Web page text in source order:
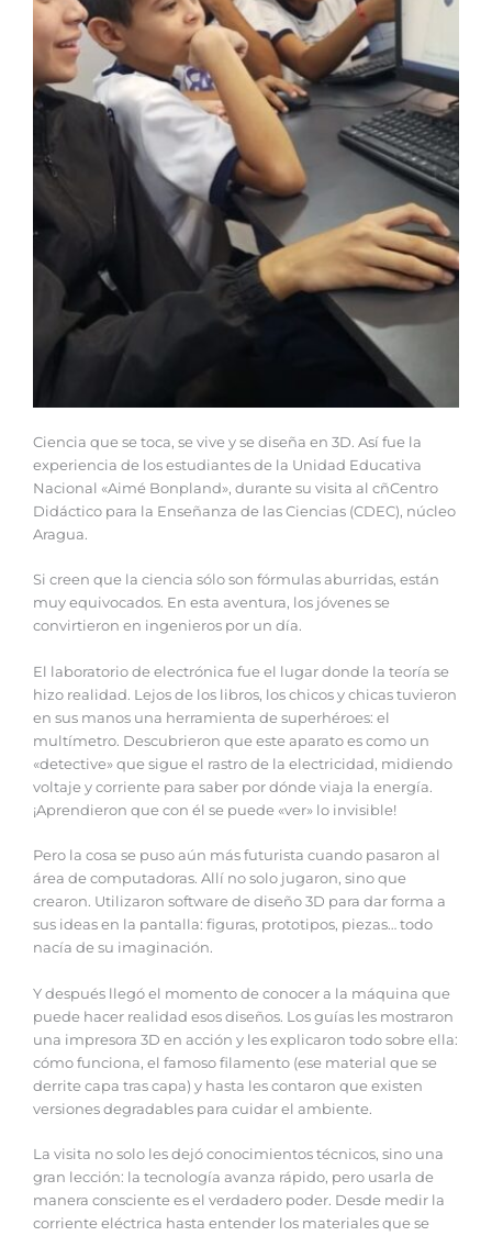
Ciencia que se toca, se vive y se diseña en 3D. Así fue la
experiencia de los estudiantes de la Unidad Educativa
Nacional «Aimé Bonpland», durante su visita al cñCentro
Didáctico para la Enseñanza de las Ciencias (CDEC), núcleo
Aragua.
Si creen que la ciencia sólo son fórmulas aburridas, están
muy equivocados. En esta aventura, los jóvenes se
convirtieron en ingenieros por un día.
El laboratorio de electrónica fue el lugar donde la teoría se
hizo realidad. Lejos de los libros, los chicos y chicas tuvieron
en sus manos una herramienta de superhéroes: el
multímetro. Descubrieron que este aparato es como un
«detective» que sigue el rastro de la electricidad, midiendo
voltaje y corriente para saber por dónde viaja la energía.
¡Aprendieron que con él se puede «ver» lo invisible!
Pero la cosa se puso aún más futurista cuando pasaron al
área de computadoras. Allí no solo jugaron, sino que
crearon. Utilizaron software de diseño 3D para dar forma a
sus ideas en la pantalla: figuras, prototipos, piezas… todo
nacía de su imaginación.
Y después llegó el momento de conocer a la máquina que
puede hacer realidad esos diseños. Los guías les mostraron
una impresora 3D en acción y les explicaron todo sobre ella:
cómo funciona, el famoso filamento (ese material que se
derrite capa tras capa) y hasta les contaron que existen
versiones degradables para cuidar el ambiente.
La visita no solo les dejó conocimientos técnicos, sino una
gran lección: la tecnología avanza rápido, pero usarla de
manera consciente es el verdadero poder. Desde medir la
corriente eléctrica hasta entender los materiales que se